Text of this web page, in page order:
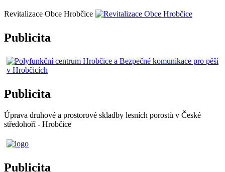
Revitalizace Obce Hrobčice
Publicita
Publicita
Úprava druhové a prostorové skladby lesních porostů v České
středohoří - Hrobčice
Publicita